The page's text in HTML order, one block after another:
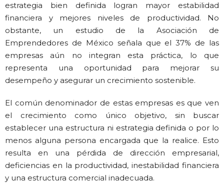
estrategia bien definida logran mayor estabilidad
financiera y mejores niveles de productividad. No
obstante, un estudio de la Asociación de
Emprendedores de México señala que el 37% de las
empresas aún no integran esta práctica, lo que
representa una oportunidad para mejorar su
desempeño y asegurar un crecimiento sostenible.
El común denominador de estas empresas es que ven
el crecimiento como único objetivo, sin buscar
establecer una estructura ni estrategia definida o por lo
menos alguna persona encargada que la realice. Esto
resulta en una pérdida de dirección empresarial,
deficiencias en la productividad, inestabilidad financiera
y una estructura comercial inadecuada.